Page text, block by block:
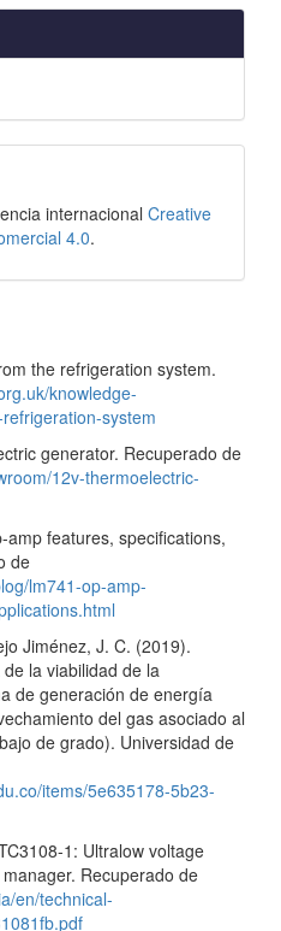
internacional Creative
4.0.
the refrigeration system.
knowledge-
system
generator. Recuperado de
12v-thermoelectric-
features, specifications,
de
lm741-op-amp-
Jiménez, J. C. (2019).
la viabilidad de la
de generación de energía
del gas asociado al
de grado). Universidad de
items/5e635178-5b23-
1: Ultralow voltage
Recuperado de
en/technical-